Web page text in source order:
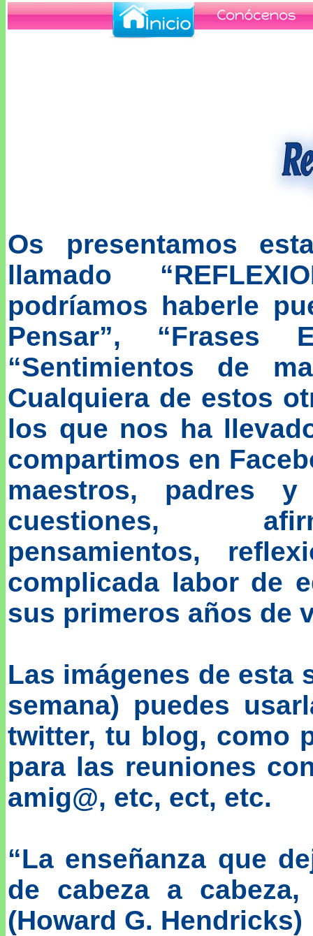
Os presentamos
llamado
podríamos haberle
Pensar”, “Frases
“Sentimientos de
Cualquiera de estos
los que nos ha
compartimos en
maestros, padres
cuestiones,
pensamientos,
complicada labor de
sus primeros años de
Las imágenes de esta
semana) puedes
twitter, tu blog, como
para las reuniones
amig@, etc, ect, etc.
“La enseñanza que
de cabeza a
(Howard G. Hendricks)